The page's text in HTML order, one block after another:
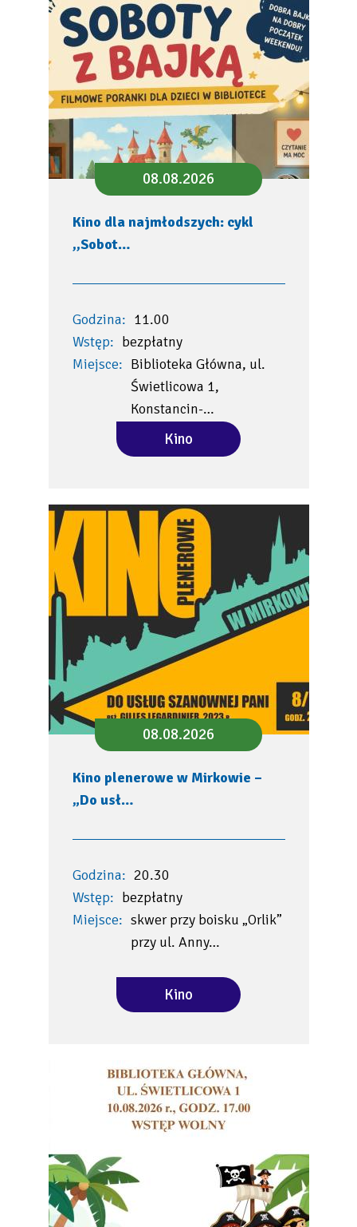
08.08.2026
Kino dla najmłodszych: cykl
,,Sobot…
Godzina: 11.00
Wstęp: bezpłatny
Miejsce: Biblioteka Główna, ul.
Świetlicowa 1,
Konstancin-…
Kino
08.08.2026
Kino plenerowe w Mirkowie –
„Do usł…
Godzina: 20.30
Wstęp: bezpłatny
Miejsce: skwer przy boisku „Orlik”
przy ul. Anny…
Kino